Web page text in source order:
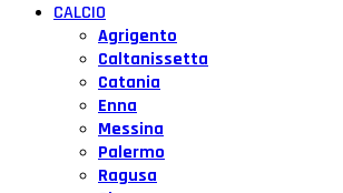
CALCIO
Agrigento
Caltanissetta
Catania
Enna
Messina
Palermo
Ragusa